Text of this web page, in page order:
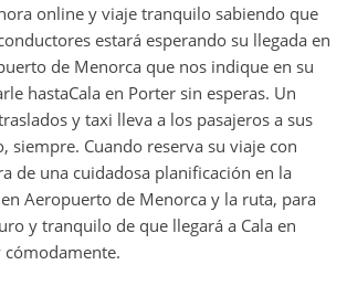
online y viaje tranquilo sabiendo que
estará esperando su llegada en
de Menorca que nos indique en su
hastaCala en Porter sin esperas. Un
y taxi lleva a los pasajeros a sus
siempre. Cuando reserva su viaje con
de una cuidadosa planificación en la
Aeropuerto de Menorca y la ruta, para
y tranquilo de que llegará a Cala en